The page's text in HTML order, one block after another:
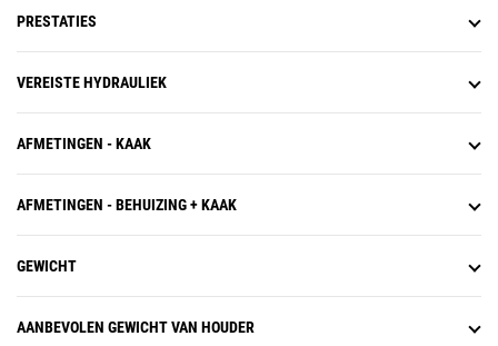
PRESTATIES
VEREISTE HYDRAULIEK
AFMETINGEN - KAAK
AFMETINGEN - BEHUIZING + KAAK
GEWICHT
AANBEVOLEN GEWICHT VAN HOUDER